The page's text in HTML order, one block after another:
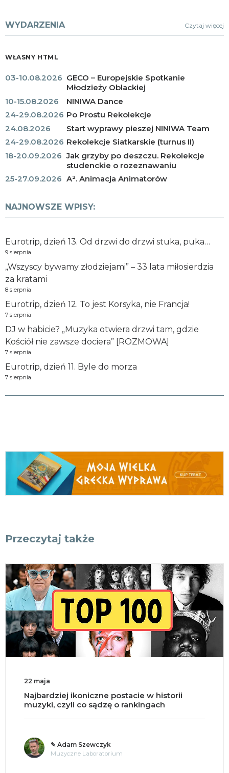
WYDARZENIA Czytaj więcej
WŁASNY HTML
03-10.08.2026 GECO – Europejskie Spotkanie
Młodzieży Oblackiej
10-15.08.2026
NINIWA Dance
24-29.08.2026 Po Prostu Rekolekcje
24.08.2026
Start wyprawy pieszej NINIWA Team
24-29.08.2026 Rekolekcje Siatkarskie (turnus II)
18-20.09.2026 Jak grzyby po deszczu. Rekolekcje
studenckie o rozeznawaniu
25-27.09.2026 A². Animacja Animatorów
NAJNOWSZE WPISY:
Eurotrip, dzień 13. Od drzwi do drzwi stuka, puka…
9 sierpnia
„Wszyscy bywamy złodziejami” – 33 lata miłosierdzia
za kratami
8 sierpnia
Eurotrip, dzień 12. To jest Korsyka, nie Francja!
7 sierpnia
DJ w habicie? „Muzyka otwiera drzwi tam, gdzie
Kościół nie zawsze dociera” [ROZMOWA]
7 sierpnia
Eurotrip, dzień 11. Byle do morza
7 sierpnia
Przeczytaj także
Split brain, czyli co się dzieje po przecięciu
mózgu na pół?
✎ o. Andrzej Jastrzębski OMI
Tajemnice umysłu